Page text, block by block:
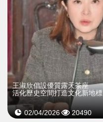
王淑欣倡設優質露天茶座
活化歷史空間打造文化新地標
02/04/2026 20490